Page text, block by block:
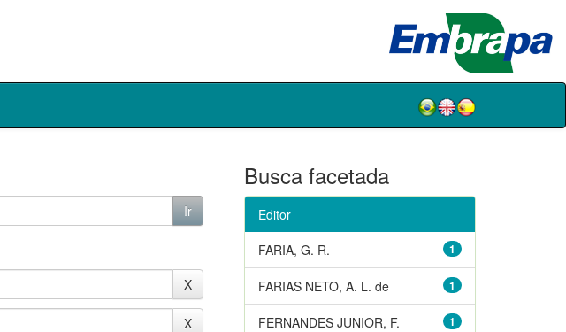
Busca facetada
Editor
1
FARIA, G. R.
1
FARIAS NETO, A. L. de
1
FERNANDES JUNIOR, F.